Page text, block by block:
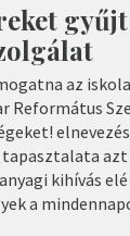
az
Református
kihívás
a